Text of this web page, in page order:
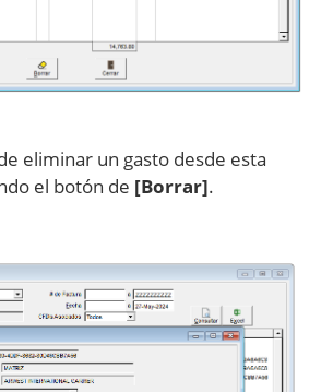
eliminar un gasto desde esta
el botón de [Borrar].